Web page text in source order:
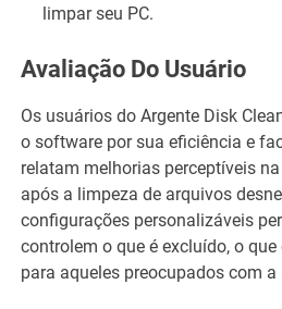
limpar seu PC.
Avaliação Do Usuário
Os usuários do Argente Disk
o software por sua eficiência e
relatam melhorias perceptíveis
após a limpeza de arquivos
configurações personalizáveis
controlem o que é excluído, o que
para aqueles preocupados com a